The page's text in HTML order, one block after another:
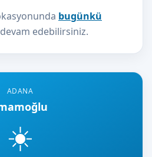
ADANA
☀️
bugünkü
edebilirsiniz.